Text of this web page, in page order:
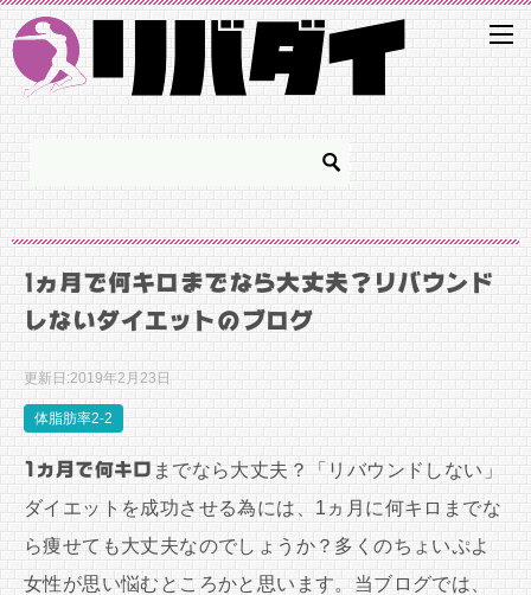
1ヵ月で何キロまでなら大丈夫？リバウンド
しないダイエットのブログ
更新日:2019年2月23日
体脂肪率2-2
1ヵ月で何キロ までなら大丈夫？「リバウンドしない」
ダイエットを成功させる為には、1ヵ月に何キロまでな
ら痩せても大丈夫なのでしょうか？多くのちょいぷよ
女性が思い悩むところかと思います。当ブログでは、